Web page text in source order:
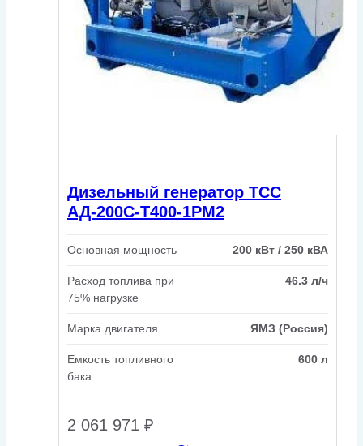
Дизельный генератор ТСС
АД-200С-Т400-1РМ2
Основная мощность 200 кВт / 250 кВА
Расход топлива при
75% нагрузке
46.3 л/ч
Марка двигателя ЯМЗ (Россия)
Емкость топливного
бака
600 л
2 061 971 ₽